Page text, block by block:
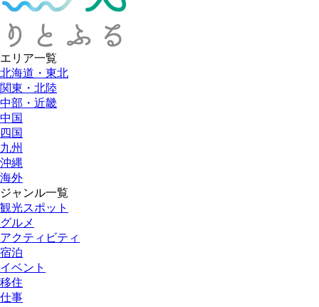
エリア一覧
北海道・東北
関東・北陸
中部・近畿
中国
四国
九州
沖縄
海外
ジャンル一覧
観光スポット
グルメ
アクティビティ
宿泊
イベント
移住
仕事